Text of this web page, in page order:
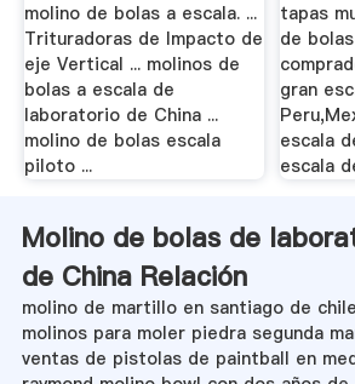
molino de bolas a escala. ...
Trituradoras de Impacto de
eje Vertical ... molinos de
bolas a escala de
laboratorio de China ...
molino de bolas escala
piloto ...
tapas
de
gran
escala
escala
Molino de bolas de
de China Relación
molino de martillo en santiago de chile
molinos para moler piedra segunda
ventas de pistolas de paintball en